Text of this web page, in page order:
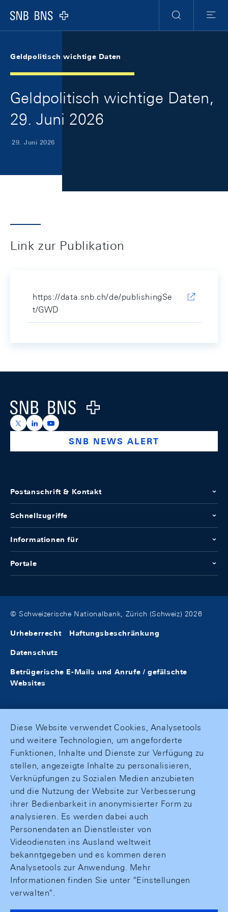
Logo
Suche
Menu
Geldpolitisch wichtige Daten
Geldpolitisch wichtige Daten,
29. Juni 2026
29. Juni 2026
Link zur Publikation
https://data.snb.ch/de/publishingSe
t/GWD
Logo
https://x.com/snb_bns
https://ch.linkedin.com/company/swiss-national-
https://www.youtube.com/@swissnationalbank
SNB NEWS ALERT
Postanschrift & Kontakt
Schnellzugriffe
Informationen für
Portale
© Schweizerische Nationalbank, Zürich (Schweiz) 2026
Urheberrecht Haftungsbeschränkung
Datenschutz
Betrügerische E-Mails und Anrufe / gefälschte
Websites
Diese Website verwendet Cookies, Analysetools
und weitere Technologien, um angeforderte
Funktionen, Inhalte und Dienste zur Verfügung zu
stellen, angezeigte Inhalte zu personalisieren,
Verknüpfungen zu Sozialen Medien anzubieten
und die Nutzung der Website zur Verbesserung
ihrer Bedienbarkeit in anonymisierter Form zu
analysieren. Es werden dabei auch
Personendaten an Dienstleister von
Videodiensten ins Ausland weltweit
bekanntgegeben und es kommen deren
Analysetools zur Anwendung. Mehr
Informationen finden Sie unter "Einstellungen
verwalten".